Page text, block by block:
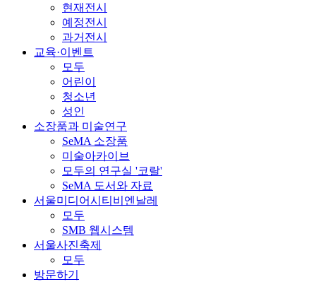
현재전시
예정전시
과거전시
교육·이벤트
모두
어린이
청소년
성인
소장품과 미술연구
SeMA 소장품
미술아카이브
모두의 연구실 '코랄'
SeMA 도서와 자료
서울미디어시티비엔날레
모두
SMB 웹시스템
서울사진축제
모두
방문하기